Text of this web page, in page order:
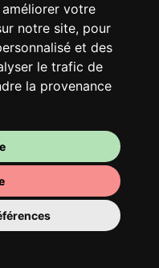
votre
notre site, pour
et des
le trafic de
la provenance